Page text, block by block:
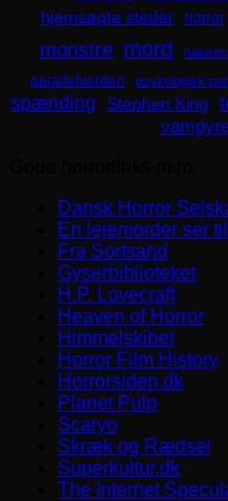
hjemsøgte steder
horror
monstre mord
parallelverden psykologisk
spænding Stephen King
Dansk Horror
En lejemorder ser
Fra Sortsand
Gyserbiblioteket
H.P. Lovecraft
Heaven of Horror
Himmelskibet
Horror Film History
Horrorsiden.dk
Planet Pulp
Scaryo
Skræk og Rædsel
Superkultur.dk
The Internet